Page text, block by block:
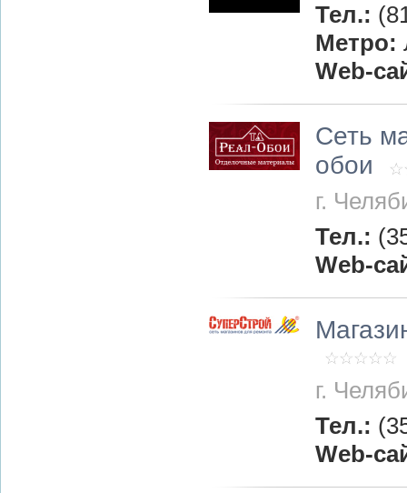
Тел.:
Метро:
Web-
Сеть
обои
г.
Тел.:
Web-
г.
Тел.:
Web-